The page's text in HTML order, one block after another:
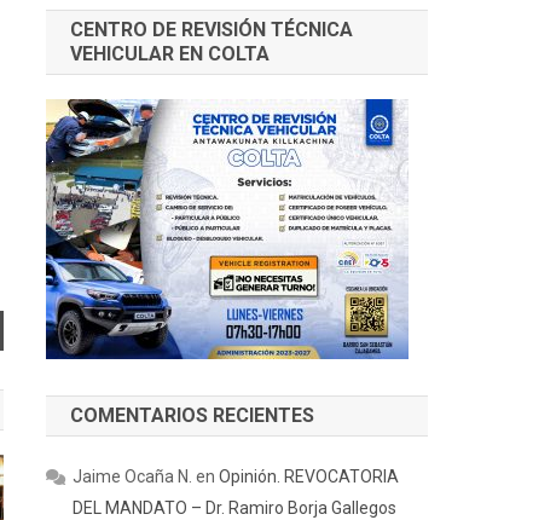
CENTRO DE REVISIÓN TÉCNICA
VEHICULAR EN COLTA
COMENTARIOS RECIENTES
Jaime Ocaña N. enOpinión. REVOCATORIA
DEL MANDATO – Dr. Ramiro Borja Gallegos